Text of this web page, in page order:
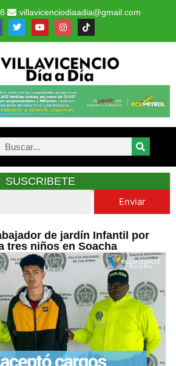
villavicenciodiaadia@gmail.com
SUSCRIBETE
Enviar
de jardín Infantil por
tres niños en Soacha